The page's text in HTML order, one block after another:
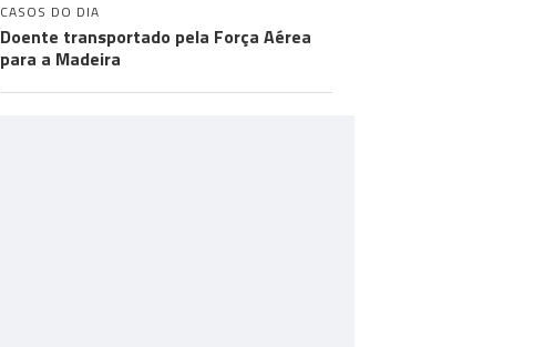
CASOS DO DIA
Doente transportado pela Força Aérea
para a Madeira